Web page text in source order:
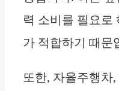
력 소비를 필요로
가 적합하기 때문
또한, 자율주행차